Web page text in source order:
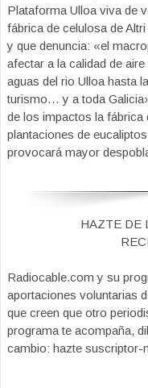
Plataforma Ulloa viva de
fábrica de celulosa de
y que denuncia: «el
afectar a la calidad de
aguas del rio Ulloa hasta
turismo… y a toda
de los impactos la fábrica
plantaciones de
provocará mayor
HAZTE DE
Radiocable.com y su
aportaciones voluntarias
que creen que otro
programa te acompaña,
cambio: hazte suscriptor-